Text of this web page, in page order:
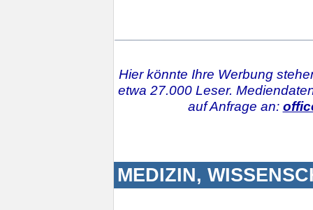
Hier könnte Ihre Werbung
etwa 27.000 Leser.
auf Anfrage an:
MEDIZIN,